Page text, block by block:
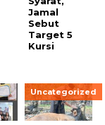
Jamal
Sebut
Target 5
Kursi
Uncategorized